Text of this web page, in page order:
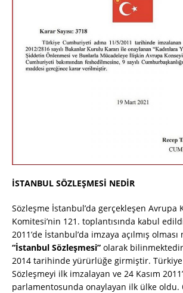
İSTANBUL SÖZLEŞMESİ NEDİR
Sözleşme İstanbul’da gerçekleşen Avrupa
Komitesi’nin 121. toplantısında kabul
2011’de İstanbul’da imzaya açılmış
“İstanbul Sözleşmesi” olarak
2014 tarihinde yürürlüğe girmiştir. Türkiye
Sözleşmeyi ilk imzalayan ve 24 Kasım
parlamentosunda onaylayan ilk ülke oldu.